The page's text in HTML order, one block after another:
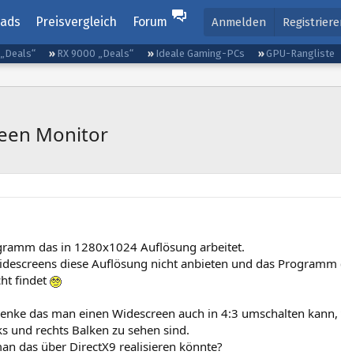
Preisvergleich Forum Anmelden
RX 9000 „Deals“ Ideale Gaming-PCs GPU-Rangliste
Monitor
das in 1280x1024 Auflösung arbeitet.
diese Auflösung nicht anbieten und das
findet
das man einen Widescreen auch in 4:3 umschalten
und rechts Balken zu sehen sind.
das über DirectX9 realisieren könnte?